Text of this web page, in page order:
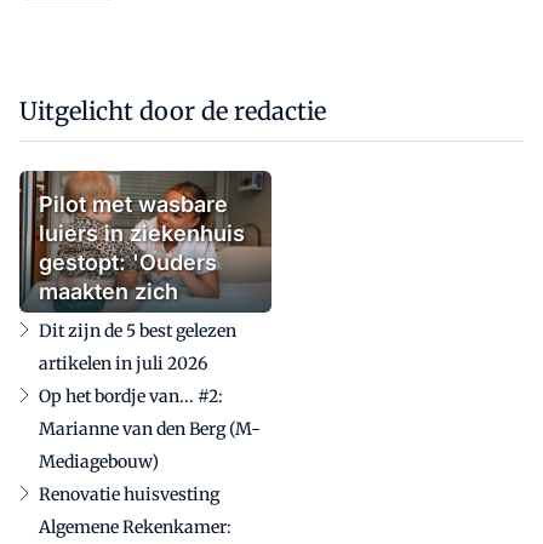
Uitgelicht door de redactie
Pilot met wasbare
luiers in ziekenhuis
gestopt: 'Ouders
maakten zich
zorgen'
Dit zijn de 5 best gelezen
artikelen in juli 2026
Op het bordje van... #2:
Marianne van den Berg (M-
Mediagebouw)
Renovatie huisvesting
Algemene Rekenkamer: